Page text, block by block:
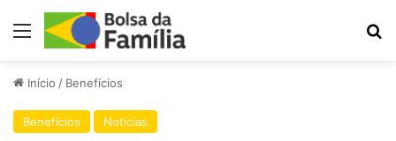
Menu
Início / Benefícios
Benefícios Notícias